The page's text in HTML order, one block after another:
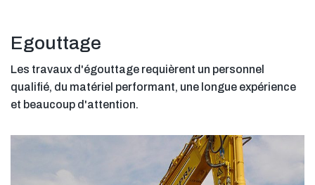
LEARN MORE
Egouttage
Les travaux d'égouttage requièrent un personnel
qualifié, du matériel performant, une longue expérience
et beaucoup d'attention.